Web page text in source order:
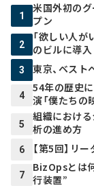
1
米国外初の
プン
2
「欲しい人が
のビルに導
3 東京、ベスト
4
54年の歴史
演「僕たちの
5
組織における
析の進め方
6 【第5回】リ
7
BizOpsとは
行装置”